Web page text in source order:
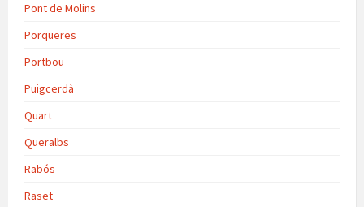
Pont de Molins
Porqueres
Portbou
Puigcerdà
Quart
Queralbs
Rabós
Raset